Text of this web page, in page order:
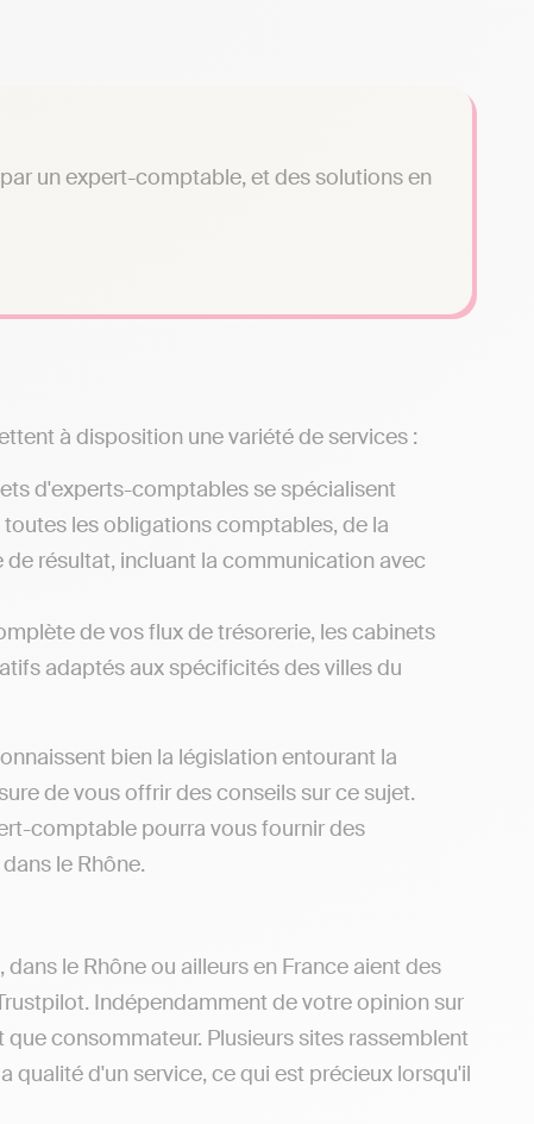
un expert-comptable, et des solutions en
à disposition une variété de services :
d'experts-comptables se spécialisent
les obligations comptables, de la
résultat, incluant la communication avec
de vos flux de trésorerie, les cabinets
adaptés aux spécificités des villes du
bien la législation entourant la
de vous offrir des conseils sur ce sujet.
comptable pourra vous fournir des
le Rhône.
le Rhône ou ailleurs en France aient des
Indépendamment de votre opinion sur
consommateur. Plusieurs sites rassemblent
d'un service, ce qui est précieux lorsqu'il